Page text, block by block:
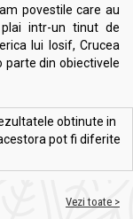
povestile care au
intr-un tinut de
lui Iosif, Crucea
parte din obiectivele
obtinute in
pot fi diferite
Vezi toate >